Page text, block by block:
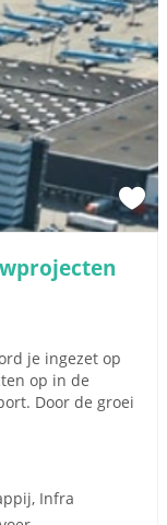
je ingezet op
op in de
Door de groei
Infra